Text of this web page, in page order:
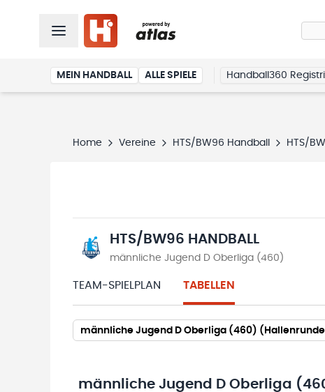
MEIN HANDBALL ALLE SPIELE Handball360
Home Vereine HTS/BW96 Handball HTS/
HTS/BW96 HANDBALL
männliche Jugend D Oberliga (460)
TEAM-SPIELPLAN TABELLEN
männliche Jugend D Oberliga (460)
männliche Jugend D Oberliga